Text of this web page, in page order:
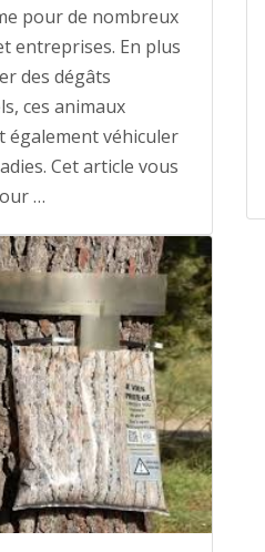
pour de nombreux
entreprises. En plus
des dégâts
ces animaux
également véhiculer
Cet article vous
…